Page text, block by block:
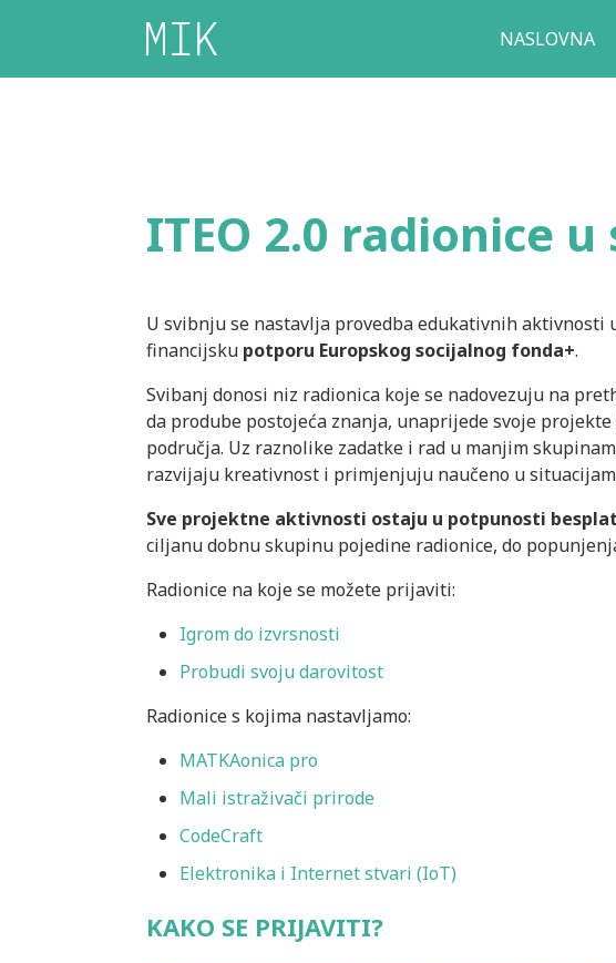
NASLOVNA
ITEO 2.0 radionice
U svibnju se nastavlja provedba edukativnih aktivnosti
financijsku potporu Europskog socijalnog fonda+.
Svibanj donosi niz radionica koje se nadovezuju na
da prodube postojeća znanja, unaprijede svoje
područja. Uz raznolike zadatke i rad u manjim
razvijaju kreativnost i primjenjuju naučeno u
Sve projektne aktivnosti ostaju u potpunosti
ciljanu dobnu skupinu pojedine radionice, do
Radionice na koje se možete prijaviti:
Igrom do izvrsnosti
Probudi svoju darovitost
Radionice s kojima nastavljamo:
MATKAonica pro
Mali istraživači prirode
CodeCraft
Elektronika i Internet stvari (IoT)
KAKO SE PRIJAVITI?